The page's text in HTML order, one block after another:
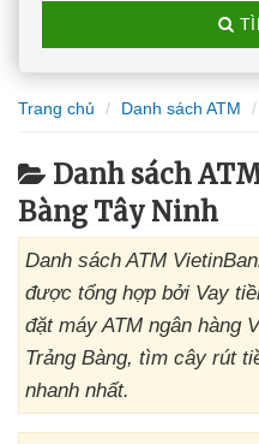
Trang chủ Danh sách ATM
Danh sách
Bàng Tây Ninh
Danh sách ATM
được tổng hợp bởi Vay
đặt máy ATM ngân hàng
Trảng Bàng, tìm cây rút
nhanh nhất.